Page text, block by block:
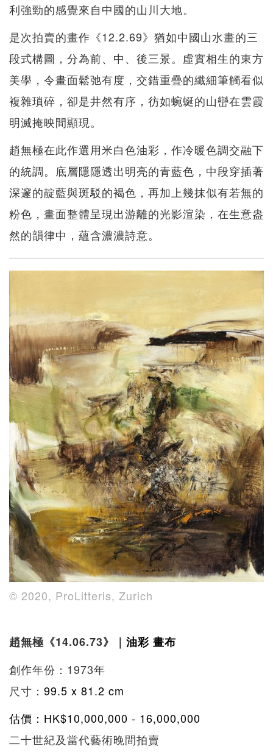
利強勁的感覺來自中國的山川大地。
是次拍賣的畫作《12.2.69》猶如中國山水畫的三
段式構圖，分為前、中、後三景。虛實相生的東方
美學，令畫面鬆弛有度，交錯重疊的纖細筆觸看似
複雜瑣碎，卻是井然有序，彷如蜿蜒的山巒在雲霞
明滅掩映間顯現。
趙無極在此作選用米白色油彩，作冷暖色調交融下
的統調。底層隱隱透出明亮的青藍色，中段穿插著
深邃的靛藍與斑駁的褐色，再加上幾抹似有若無的
粉色，畫面整體呈現出游離的光影渲染，在生意盎
然的韻律中，蘊含濃濃詩意。
© 2020, ProLitteris, Zurich
趙無極《14.06.73》｜ 油彩 畫布
創作年份：1973年
尺寸： 99.5 x 81.2 cm
估價：HK$10,000,000 - 16,000,000
二十世紀及當代藝術晚間拍賣